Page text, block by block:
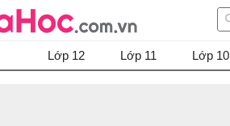
Lớp 12 Lớp 11 Lớp 10